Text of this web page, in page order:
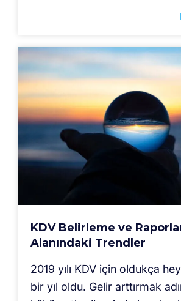
KDV Belirleme ve
Alanındaki Trendler
2019 yılı KDV için oldukça
bir yıl oldu. Gelir arttırmak